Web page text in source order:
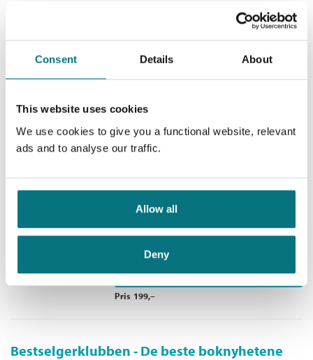
Consent Details About
This website uses cookies
We use cookies to give you a functional website, relevant
ads and to analyse our traffic.
Allow all
Deny
Krimteam Siri og Max / Lars Mæhle
Pris 199,–
Gjenferdet på Heimvik gods
Krimteam Siri og Max /
Nedlastbar lydbok
Pris 199,–
Bestselgerklubben - De beste boknyhetene